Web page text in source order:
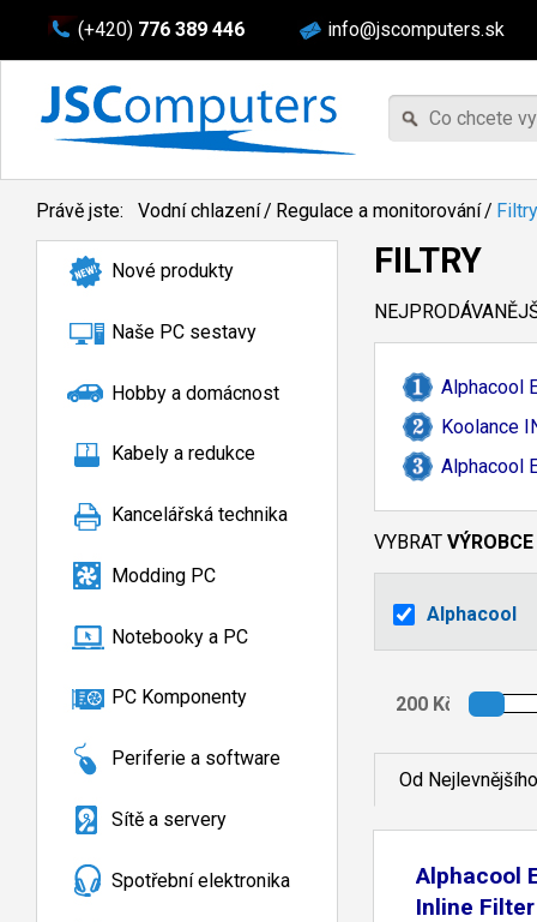
(+420) 776 389 446 info@jscomputers.sk
Právě jste: Vodní chlazení/ Regulace a monitorování/ Filtry
Nové produkty
Naše PC sestavy
Hobby a domácnost
Kabely a redukce
Kancelářská technika
Modding PC
Notebooky a PC
PC Komponenty
Periferie a software
Sítě a servery
Spotřební elektronika
FILTRY
Alphacool
Koolance
Alphacool
VYBRAT VÝROBCE
Alphacool
Od Nejlevnějšího
Alphacool
Inline